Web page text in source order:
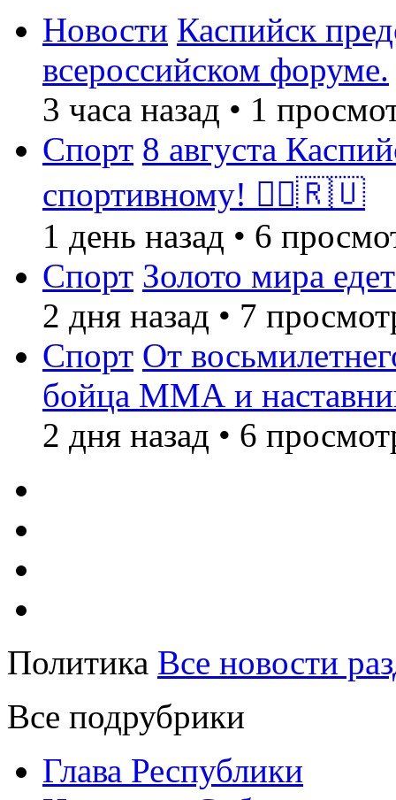
Новости Каспийск
всероссийском форуме.
3 часа назад • 1
Спорт 8 августа
спортивному! 🏃‍♂️🇷🇺
1 день назад • 6
Спорт Золото мира
2 дня назад • 7
Спорт От
бойца ММА и
2 дня назад • 6
Политика Все новости
Все подрубрики
Глава Республики